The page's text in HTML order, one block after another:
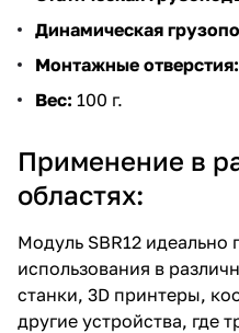
Динамическая
Монтажные отверстия:
Вес: 100 г.
Применение в
областях:
Модуль SBR12 идеально
использования в
станки, 3D принтеры,
другие устройства, где